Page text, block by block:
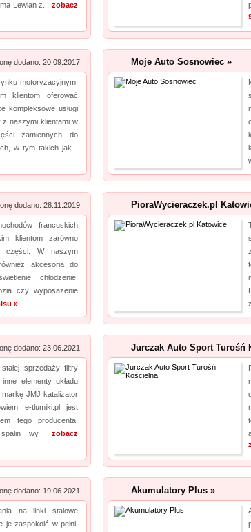
mózgu, to jedna z terapii, która pozwala osiągać efekty w walce o powrót
dziecka. Mikropolaryzacja jest bezbolesna i nieinwazyjna. Wykonuje
wiele innych terapii dopasowan...
serwis urządzeń
innowacyjne urządzenia dla systemów chłodzenia. Obsługujemy
Climaveneta i innych marek. Reprezentujący nas pracownicy to
oferta uwzględnia również wyn...
uwagę gadżetów promocyjnych, typu podkładka pod mysz?
się z naszą ofertą. Wytwarzamy podkładki pod myszki dla graczy,
szukasz jest kalendarz podkładka pod mysz, również ją u nas
artykuły zrobione są z najlepszej jakośc...
Lewian z... zobacz
dodano: 20.09.2017
motoryzacyjnym,
klientom oferować
kompleksowe usługi
z naszymi klientami w
zamiennych do
w tym takich jak...
Moje Auto Sosnowiec »
dodano: 28.11.2019
francuskich
klientom zarówno
części. W naszym
akcesoria do
chłodzenie,
czy wyposażenie
»
PioraWycieraczek.pl
dodano: 23.06.2021
sprzedaży filtry
elementy układu
JMJ katalizator
e-tlumiki.pl jest
tego producenta.
wy... zobacz
Jurczak Auto Sport Turośń
dodano: 19.06.2021
na linki stalowe
zaspokoić w pełni.
Akumulatory Plus »